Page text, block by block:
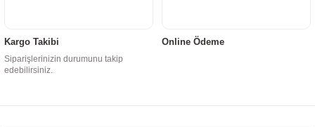
Kargo Takibi
Siparişlerinizin durumunu takip
edebilirsiniz.
Online Ödeme